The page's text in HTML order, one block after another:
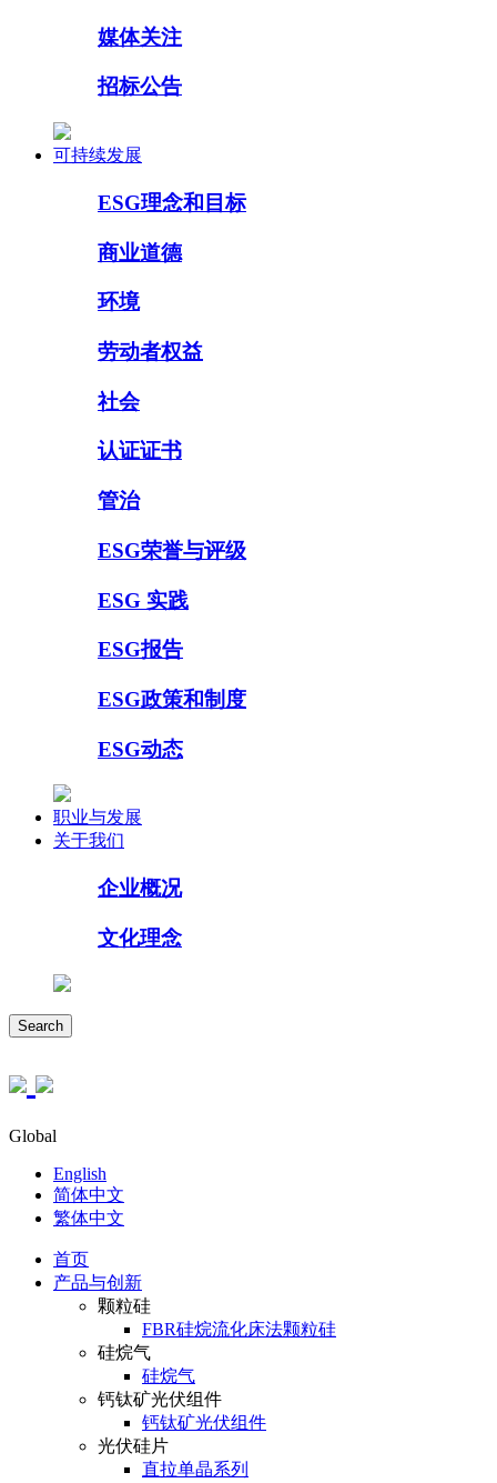
媒体关注
招标公告
可持续发展
ESG理念和目标
商业道德
环境
劳动者权益
社会
认证证书
管治
ESG荣誉与评级
ESG 实践
ESG报告
ESG政策和制度
ESG动态
职业与发展
关于我们
企业概况
文化理念
Search
Global
English
简体中文
繁体中文
首页
产品与创新
颗粒硅
FBR硅烷流化床法颗粒硅
硅烷气
硅烷气
钙钛矿光伏组件
钙钛矿光伏组件
光伏硅片
直拉单晶系列